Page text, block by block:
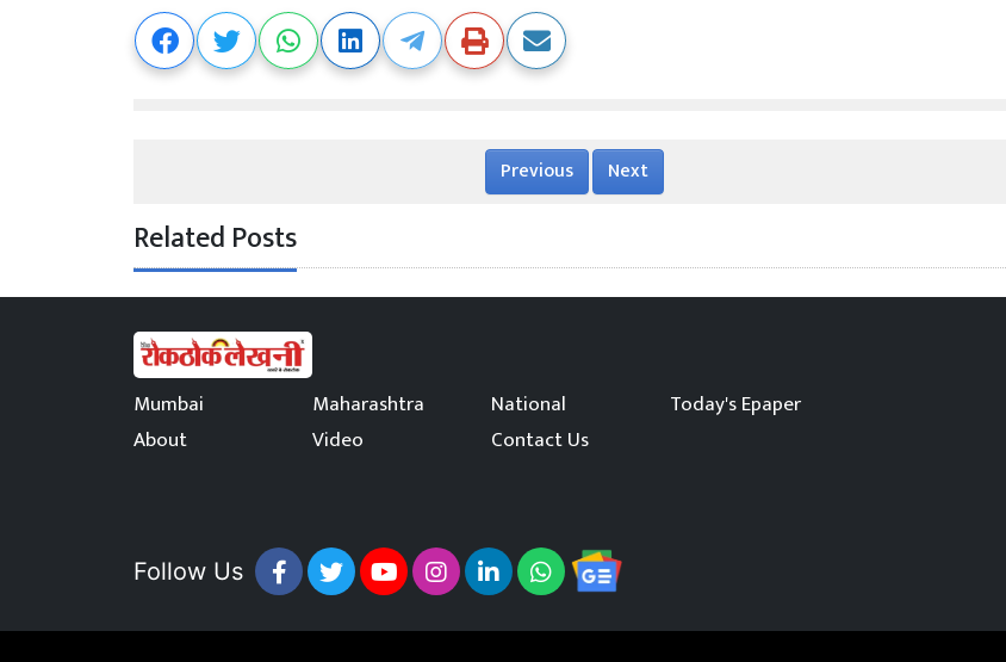
Previous Next
Related Posts
Mumbai Maharashtra National
Today's Epaper
About
Video Contact Us